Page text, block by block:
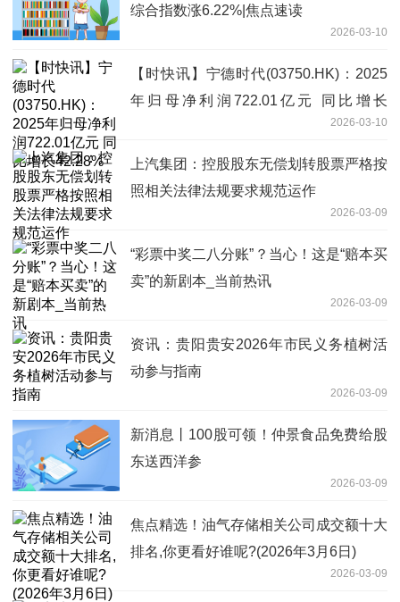
综合指数涨6.22%|焦点速读
2026-03-10
【时快讯】宁德时代(03750.HK)：2025
年归母净利润722.01亿元 同比增长
2026-03-10
上汽集团：控股股东无偿划转股票严格按
照相关法律法规要求规范运作
2026-03-09
“彩票中奖二八分账”？当心！这是“赔本买
卖”的新剧本_当前热讯
2026-03-09
资讯：​贵阳贵安2026年市民义务植树活
动参与指南
2026-03-09
新消息丨100股可领！仲景食品免费给股
东送西洋参
2026-03-09
焦点精选！油气存储相关公司成交额十大
排名,你更看好谁呢?(2026年3月6日)
2026-03-09